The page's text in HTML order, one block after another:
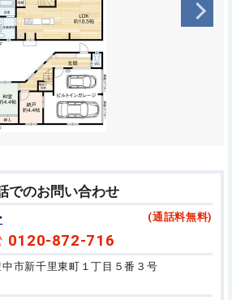
でのお問い合わせ
(通話料無料)
0120-872-716
市新千里東町１丁目５番３号